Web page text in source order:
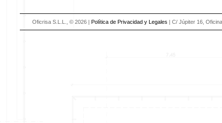
Oficrisa S.L.L., © 2026 | Política de Privacidad y Legales | C/ Júpiter 16,